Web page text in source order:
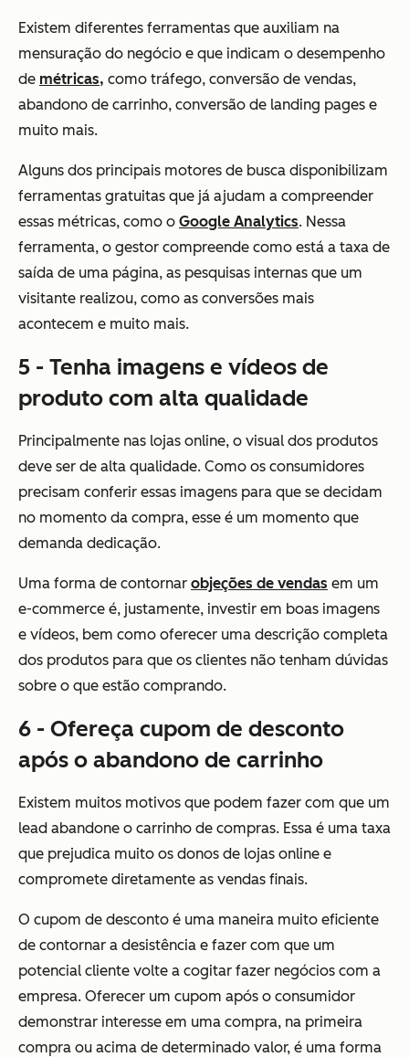
Existem diferentes ferramentas que auxiliam na
mensuração do negócio e que indicam o desempenho
de métricas, como tráfego, conversão de vendas,
abandono de carrinho, conversão de landing pages e
muito mais.
Alguns dos principais motores de busca disponibilizam
ferramentas gratuitas que já ajudam a compreender
essas métricas, como o Google Analytics. Nessa
ferramenta, o gestor compreende como está a taxa de
saída de uma página, as pesquisas internas que um
visitante realizou, como as conversões mais
acontecem e muito mais.
5 - Tenha imagens e vídeos de
produto com alta qualidade
Principalmente nas lojas online, o visual dos produtos
deve ser de alta qualidade. Como os consumidores
precisam conferir essas imagens para que se decidam
no momento da compra, esse é um momento que
demanda dedicação.
Uma forma de contornar objeções de vendas em um
e-commerce é, justamente, investir em boas imagens
e vídeos, bem como oferecer uma descrição completa
dos produtos para que os clientes não tenham dúvidas
sobre o que estão comprando.
6 - Ofereça cupom de desconto
após o abandono de carrinho
Existem muitos motivos que podem fazer com que um
lead abandone o carrinho de compras. Essa é uma taxa
que prejudica muito os donos de lojas online e
compromete diretamente as vendas finais.
O cupom de desconto é uma maneira muito eficiente
de contornar a desistência e fazer com que um
potencial cliente volte a cogitar fazer negócios com a
empresa. Oferecer um cupom após o consumidor
demonstrar interesse em uma compra, na primeira
compra ou acima de determinado valor, é uma forma